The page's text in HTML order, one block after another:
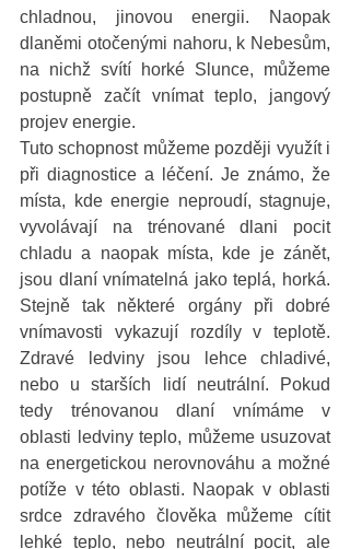
chladnou, jinovou energii. Naopak
dlaněmi otočenými nahoru, k Nebesům,
na nichž svítí horké Slunce, můžeme
postupně začít vnímat teplo, jangový
projev energie.
Tuto schopnost můžeme později využít i
při diagnostice a léčení. Je známo, že
místa, kde energie neproudí, stagnuje,
vyvolávají na trénované dlani pocit
chladu a naopak místa, kde je zánět,
jsou dlaní vnímatelná jako teplá, horká.
Stejně tak některé orgány při dobré
vnímavosti vykazují rozdíly v teplotě.
Zdravé ledviny jsou lehce chladivé,
nebo u starších lidí neutrální. Pokud
tedy trénovanou dlaní vnímáme v
oblasti ledviny teplo, můžeme usuzovat
na energetickou nerovnováhu a možné
potíže v této oblasti. Naopak v oblasti
srdce zdravého člověka můžeme cítit
lehké teplo, nebo neutrální pocit, ale